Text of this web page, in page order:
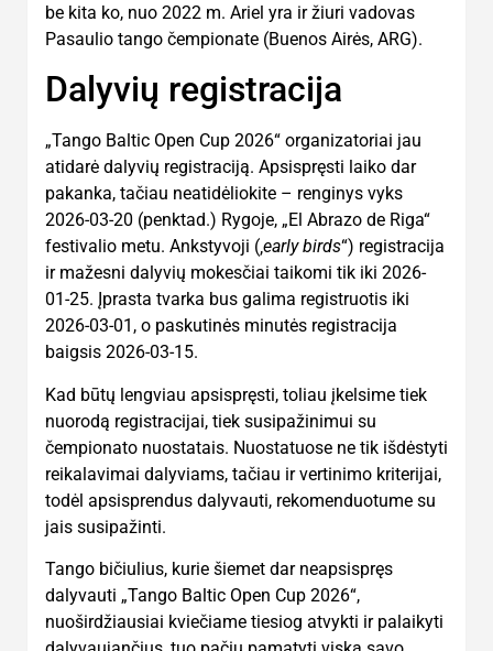
be kita ko, nuo 2022 m. Ariel yra ir žiuri vadovas
Pasaulio tango čempionate (Buenos Airės, ARG).
Dalyvių registracija
„Tango Baltic Open Cup 2026“ organizatoriai jau
atidarė dalyvių registraciją. Apsispręsti laiko dar
pakanka, tačiau neatidėliokite – renginys vyks
2026-03-20 (penktad.) Rygoje, „El Abrazo de Riga“
festivalio metu. Ankstyvoji (‚early birds“) registracija
ir mažesni dalyvių mokesčiai taikomi tik iki 2026-
01-25. Įprasta tvarka bus galima registruotis iki
2026-03-01, o paskutinės minutės registracija
baigsis 2026-03-15.
Kad būtų lengviau apsispręsti, toliau įkelsime tiek
nuorodą registracijai, tiek susipažinimui su
čempionato nuostatais. Nuostatuose ne tik išdėstyti
reikalavimai dalyviams, tačiau ir vertinimo kriterijai,
todėl apsisprendus dalyvauti, rekomenduotume su
jais susipažinti.
Tango bičiulius, kurie šiemet dar neapsispręs
dalyvauti „Tango Baltic Open Cup 2026“,
nuoširdžiausiai kviečiame tiesiog atvykti ir palaikyti